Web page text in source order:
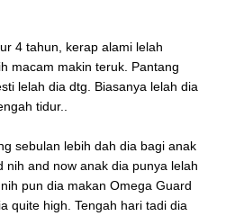
4 tahun, kerap alami lelah
macam makin teruk. Pantang
lelah dia dtg. Biasanya lelah dia
tidur..
sebulan lebih dah dia bagi anak
nih and now anak dia punya lelah
pun dia makan Omega Guard
quite high. Tengah hari tadi dia